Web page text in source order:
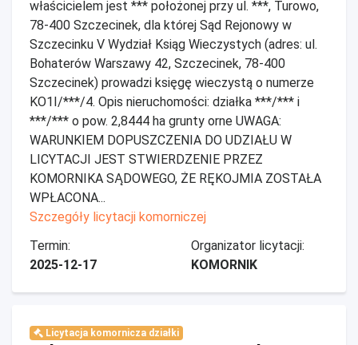
właścicielem jest *** położonej przy ul. ***, Turowo,
78-400 Szczecinek, dla której Sąd Rejonowy w
Szczecinku V Wydział Ksiąg Wieczystych (adres: ul.
Bohaterów Warszawy 42, Szczecinek, 78-400
Szczecinek) prowadzi księgę wieczystą o numerze
KO1I/***/4. Opis nieruchomości: działka ***/*** i
***/*** o pow. 2,8444 ha grunty orne UWAGA:
WARUNKIEM DOPUSZCZENIA DO UDZIAŁU W
LICYTACJI JEST STWIERDZENIE PRZEZ
KOMORNIKA SĄDOWEGO, ŻE RĘKOJMIA ZOSTAŁA
WPŁACONA...
Szczegóły licytacji komorniczej
Termin:
2025-12-17
Organizator licytacji:
KOMORNIK
Licytacja komornicza działki